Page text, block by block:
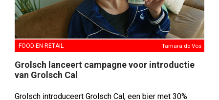
FOOD-EN-RETAIL Tamara de Vos
Grolsch lanceert campagne voor introductie
van Grolsch Cal
Grolsch introduceert Grolsch Cal, een bier met 30%